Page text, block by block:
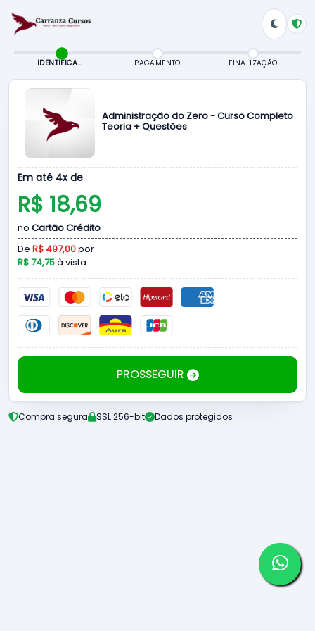
IDENTIFICAÇÃO PAGAMENTO FINALIZAÇÃO
Administração do Zero - Curso Completo
Teoria + Questões
Em até 4x de
R$ 18,69
no Cartão Crédito
De R$ 497,00por
R$ 74,75à vista
PROSSEGUIR
Compra segura SSL 256-bit Dados protegidos